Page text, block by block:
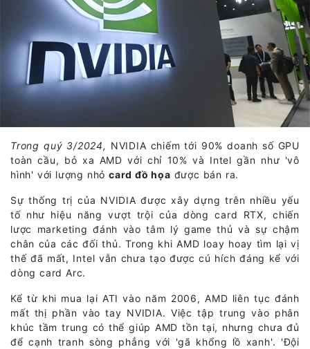
Trong quý 3/2024, NVIDIA chiếm tới 90% doanh số GPU
toàn cầu, bỏ xa AMD với chỉ 10% và Intel gần như 'vô
hình' với lượng nhỏcard đồ họa được bán ra.
Sự thống trị của NVIDIA được xây dựng trên nhiều yếu
tố như hiệu năng vượt trội của dòng card RTX, chiến
lược marketing đánh vào tâm lý game thủ và sự chậm
chân của các đối thủ. Trong khi AMD loay hoay tìm lại vị
thế đã mất, Intel vẫn chưa tạo được cú hích đáng kể với
dòng card Arc.
Kể từ khi mua lại ATI vào năm 2006, AMD liên tục đánh
mất thị phần vào tay NVIDIA. Việc tập trung vào phân
khúc tầm trung có thể giúp AMD tồn tại, nhưng chưa đủ
để cạnh tranh sòng phẳng với 'gã khổng lồ xanh'. 'Đội